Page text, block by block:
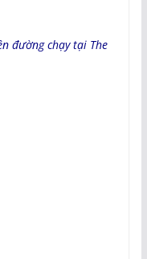
đường chạy tại The